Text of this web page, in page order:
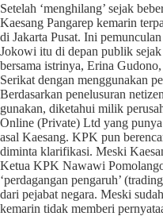
Setelah ‘menghilang’ sejak
Kaesang Pangarep kemarin
di Jakarta Pusat. Ini
Jokowi itu di depan publik
bersama istrinya, Erina
Serikat dengan menggunakan
Berdasarkan penelusuran
gunakan, diketahui milik
Online (Private) Ltd yang
asal Kaesang. KPK pun
diminta klarifikasi. Meski
Ketua KPK Nawawi
‘perdagangan pengaruh’
dari pejabat negara. Meski
kemarin tidak memberi